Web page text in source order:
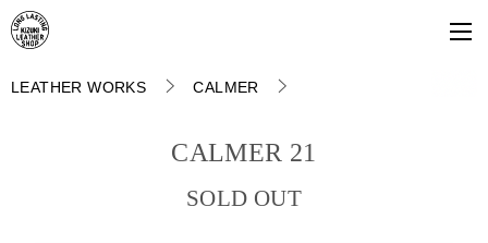
LEATHER WORKS CALMER
CALMER 21
SOLD OUT